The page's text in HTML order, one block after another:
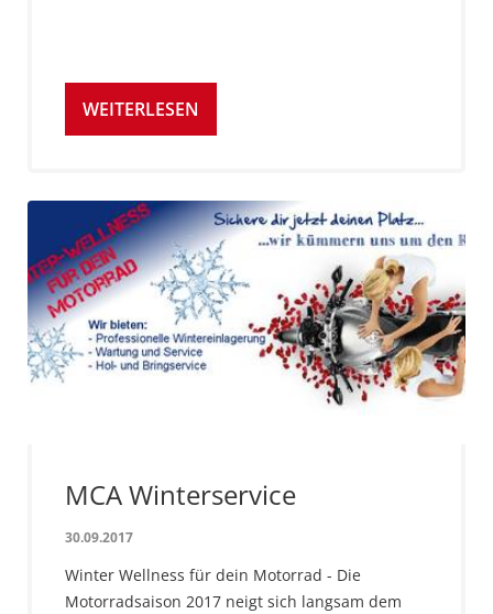
WEITERLESEN
MCA Winterservice
30.09.2017
Winter Wellness für dein Motorrad - Die
Motorradsaison 2017 neigt sich langsam dem